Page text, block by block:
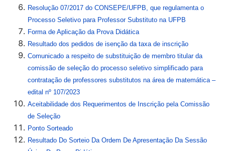
Resolução 07/2017 do CONSEPE/UFPB, que regulamenta o
Processo Seletivo para Professor Substituto na UFPB
Forma de Aplicação da Prova Didática
Resultado dos pedidos de isenção da taxa de inscrição
Comunicado a respeito de substituição de membro titular da
comissão de seleção do processo seletivo simplificado para
contratação de professores substitutos na área de matemática –
edital nº 107/2023
Aceitabilidade dos Requerimentos de Inscrição pela Comissão
de Seleção
Ponto Sorteado
Resultado Do Sorteio Da Ordem De Apresentação Da Sessão